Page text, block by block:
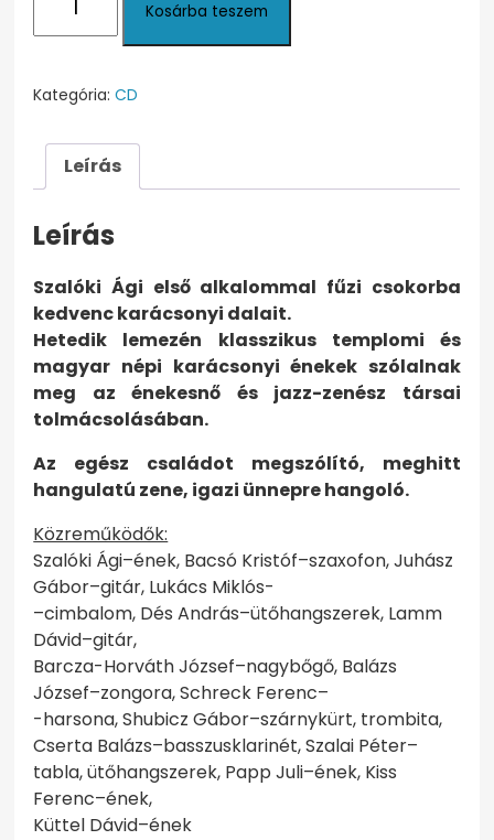
égnek,
a
mennyiség
Kosárba teszem
Kategória:CD
Leírás
Leírás
Szalóki Ági első alkalommal fűzi csokorba
kedvenc karácsonyi dalait.
Hetedik lemezén klasszikus templomi és
magyar népi karácsonyi énekek szólalnak
meg az énekesnő és jazz-zenész társai
tolmácsolásában.
Az egész családot megszólító, meghitt
hangulatú zene, igazi ünnepre hangoló.
Közreműködők:
Szalóki Ági–ének, Bacsó Kristóf–szaxofon, Juhász
Gábor–gitár, Lukács Miklós-
–cimbalom, Dés András–ütőhangszerek, Lamm
Dávid–gitár,
Barcza-Horváth József–nagybőgő, Balázs
József–zongora, Schreck Ferenc–
-harsona, Shubicz Gábor–szárnykürt, trombita,
Cserta Balázs–basszusklarinét, Szalai Péter–
tabla, ütőhangszerek, Papp Juli–ének, Kiss
Ferenc–ének,
Küttel Dávid–ének